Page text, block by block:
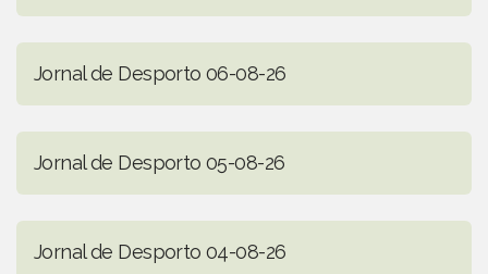
Jornal de Desporto 06-08-26
Jornal de Desporto 05-08-26
Jornal de Desporto 04-08-26